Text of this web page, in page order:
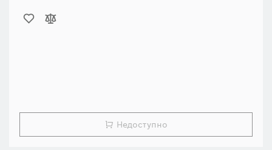
Недоступно